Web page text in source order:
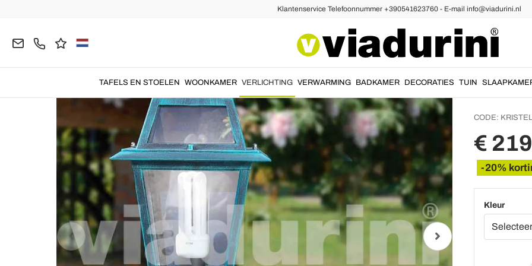
Klantenservice Telefoonnummer +390541623760 - E-mail info@viadurini.nl
TAFELS EN STOELEN WOONKAMER VERLICHTING VERWARMING BADKAMER DECORATIES TUINKristel
CODE:
€
-20%
Kleur